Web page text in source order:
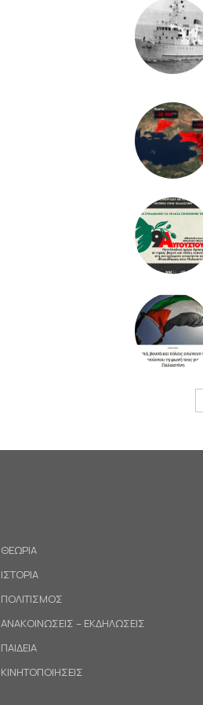
ΘΕΩΡΙΑ
ΙΣΤΟΡΙΑ
ΠΟΛΙΤΙΣΜΟΣ
ΑΝΑΚΟΙΝΩΣΕΙΣ – ΕΚΔΗΛΩΣΕΙΣ
ΠΑΙΔΕΙΑ
ΚΙΝΗΤΟΠΟΙΗΣΕΙΣ